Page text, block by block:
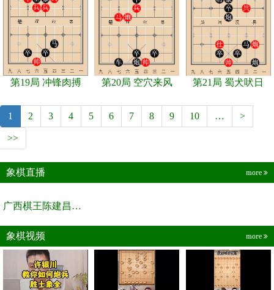
第19局 冲锋肉搏 第20局 空穴来风 第21局 蜀犬吠日
1 2 3 4 5 6 7 8 9 10 … >
>>
象棋直播 more
广西棋王陈建昌直播间
象棋视频 more